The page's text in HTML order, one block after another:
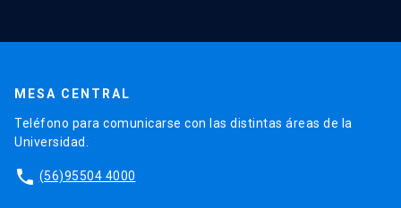
MESA CENTRAL
Teléfono para comunicarse con las distintas áreas de la
Universidad.
phone (56)95504 4000